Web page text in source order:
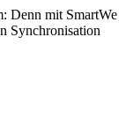
Denn mit SmartWe
Synchronisation